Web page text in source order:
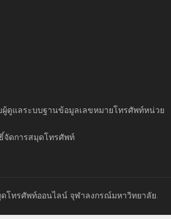
ผู้ดูแลระบบฐานข้อมูลเลขหมายโทรศัพท์หน่วย
จัดการสมุดโทรศัพท์
ดโทรศัพท์ออนไลน์ จุฬาลงกรณ์มหาวิทยาลัย.